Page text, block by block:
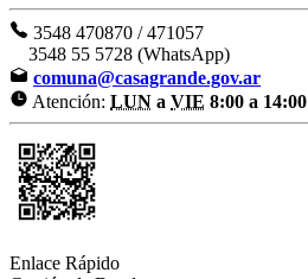
3548 470870 / 471057
3548 55 5728 (WhatsApp)
comuna@casagrande.gov.ar
Atención: LUN a VIE 8:00 a 14:00
Enlace Rápido